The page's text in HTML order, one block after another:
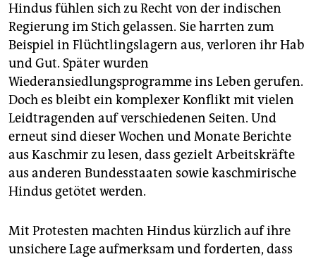
Hindus fühlen sich zu Recht von der indischen
Regierung im Stich gelassen. Sie harrten zum
Beispiel in Flüchtlingslagern aus, verloren ihr Hab
und Gut. Später wurden
Wiederansiedlungsprogramme ins Leben gerufen.
Doch es bleibt ein komplexer Konflikt mit vielen
Leidtragenden auf verschiedenen Seiten. Und
erneut sind dieser Wochen und Monate Berichte
aus Kaschmir zu lesen, dass gezielt Arbeitskräfte
aus anderen Bundesstaaten sowie kaschmirische
Hindus getötet werden.
Mit Protesten machten Hindus kürzlich auf ihre
unsichere Lage aufmerksam und forderten, dass